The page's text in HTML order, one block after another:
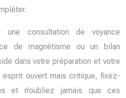
consultation de voyance
de magnétisme ou un bilan
dans votre préparation et votre
esprit ouvert mais critique, fixez-
et n’oubliez jamais que ces